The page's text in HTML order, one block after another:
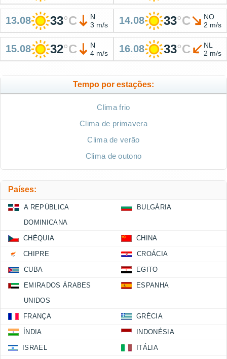
13.08 33°C
N
3 m/s
14.08 33°C
NO
2 m/s
15.08 32°C
N
4 m/s
16.08 33°C
NL
2 m/s
Tempo por estações:
Clima frio
Clima de primavera
Clima de verão
Clima de outono
Países:
A REPÚBLICA
DOMINICANA
BULGÁRIA
CHÉQUIA CHINA
CHIPRE CROÁCIA
CUBA EGITO
EMIRADOS ÁRABES
UNIDOS
ESPANHA
FRANÇA GRÉCIA
ÍNDIA INDONÉSIA
ISRAEL ITÁLIA